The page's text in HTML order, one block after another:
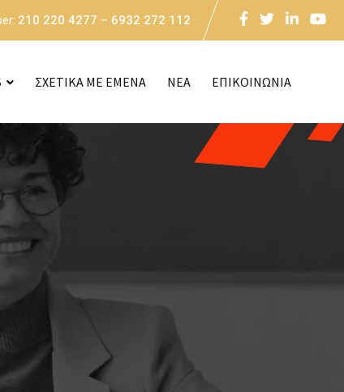
210 220 4277 – 6932 272 112
ΣΧΕΤΙΚΑ ΜΕ ΕΜΕΝΑ NEA ΕΠΙΚΟΙΝΩΝΙΑ